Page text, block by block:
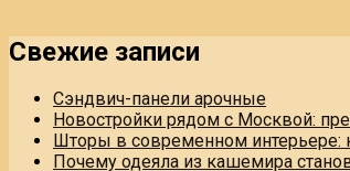
Свежие записи
Сэндвич-панели арочные
Новостройки рядом с Москвой:
Шторы в современном интерьере:
Почему одеяла из кашемира